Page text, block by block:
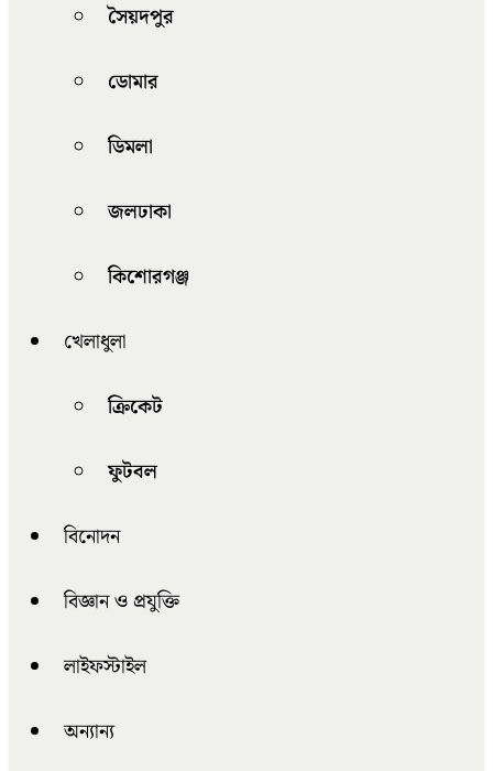
সৈয়দপুর
ডোমার
ডিমলা
জলঢাকা
কিশোরগঞ্জ
খেলাধুলা
ক্রিকেট
ফুটবল
বিনোদন
বিজ্ঞান ও প্রযুক্তি
লাইফস্টাইল
অন্যান্য